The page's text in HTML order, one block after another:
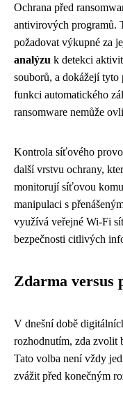
Ochrana před
antivirových programů.
požadovat výkupné za
analýzu k detekci
souborů, a dokážejí
funkci automatického
ransomware nemůže
Kontrola síťového
další vrstvu ochrany,
monitorují síťovou
manipulaci s
využívá veřejné Wi-Fi
bezpečnosti citlivých
Zdarma versus
V dnešní době
rozhodnutím, zda zvolit
Tato volba není vždy
zvážit před konečným